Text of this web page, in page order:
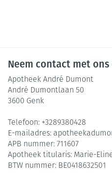
Neem contact met ons
Apotheek André Dumont
André Dumontlaan 50
3600 Genk
Telefoon: +3289380428
E-mailadres:
APB nummer: 711607
Apotheek titularis: Marie-
BTW nummer: BE0418632501